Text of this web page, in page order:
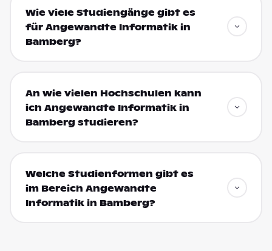
Wie viele Studiengänge gibt es
für Angewandte Informatik in
Bamberg?
An wie vielen Hochschulen kann
ich Angewandte Informatik in
Bamberg studieren?
Welche Studienformen gibt es
im Bereich Angewandte
Informatik in Bamberg?